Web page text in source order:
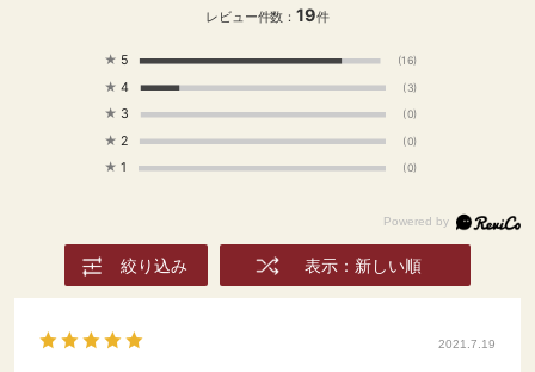
レビュー件数： 19件
★ 5 (16)
★ 4 (3)
★ 3 (0)
★ 2 (0)
★ 1 (0)
絞り込み 表示：新しい順
2021.7.19